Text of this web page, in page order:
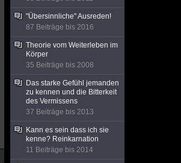
"Übersinnliche" Ausreden!
87 Beiträge bis 2016
Theorie vom Weiterleben im
Körper
35 Beiträge bis 2008
Das starke Gefühl jemanden
zu kennen und die Bitterkeit
des Vermissens
37 Beiträge bis 2013
Kann es sein dass ich sie
kenne? Reinkarnation
11 Beiträge bis 2014